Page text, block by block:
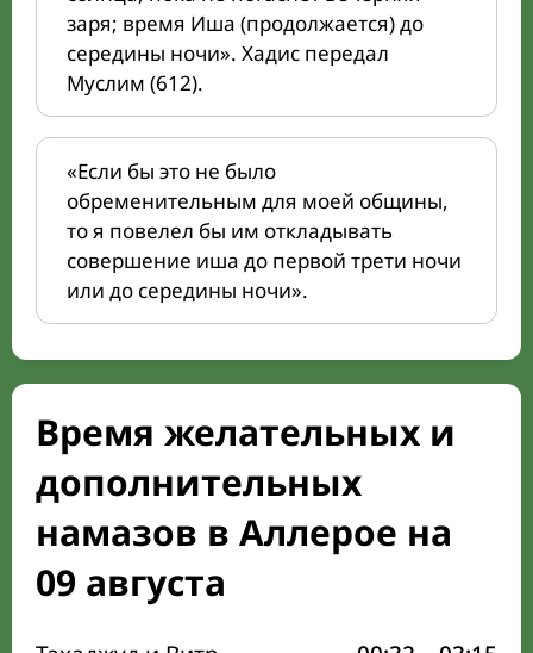
заря; время Иша (продолжается) до
середины ночи». Хадис передал
Муслим (612).
«Если бы это не было
обременительным для моей общины,
то я повелел бы им откладывать
совершение иша до первой трети ночи
или до середины ночи».
Время желательных и
дополнительных
намазов в Аллерое на
09 августа